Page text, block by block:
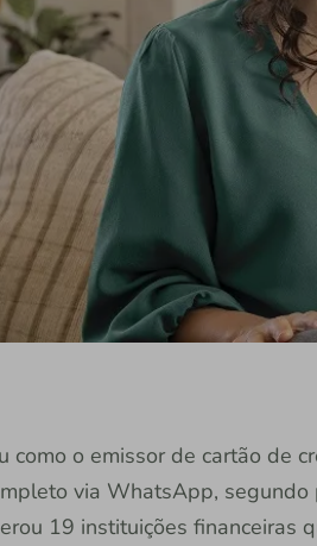
como o emissor de cartão de
via WhatsApp, segundo
19 instituições financeiras